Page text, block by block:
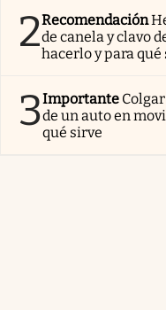
2Recomendación
de canela y clavo
hacerlo y para qué
3Importante
de un auto en
qué sirve